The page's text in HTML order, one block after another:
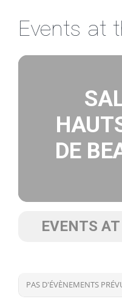
Events at
DE
EVENTS
PAS D'ÉVÈNEMENTS